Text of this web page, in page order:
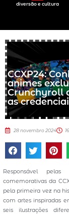
diversão e cultura
CCXP24:
animes
Crunchyroll
as
28 novembro 2024
Responsável
comemorativas da
pela primeira vez na
com artes inspiradas
seis ilustrações